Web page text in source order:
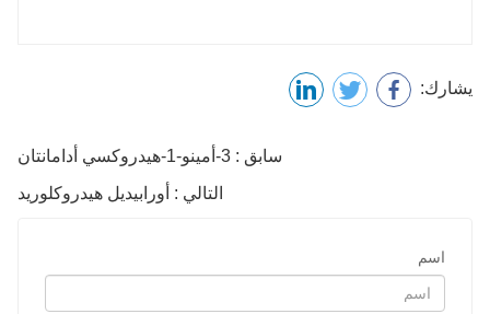
يشارك:
سابق : 3-أمينو-1-هيدروكسي أدامانتان
التالي : أورابيديل هيدروكلوريد
اسم